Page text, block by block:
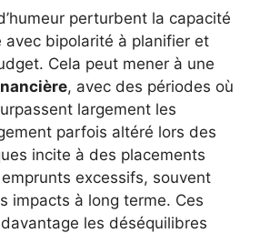
perturbent la capacité
avec bipolarité à planifier et
Cela peut mener à une
, avec des périodes où
largement les
parfois altéré lors des
incite à des placements
excessifs, souvent
impacts à long terme. Ces
les déséquilibres